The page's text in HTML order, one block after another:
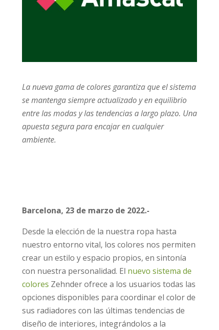
La nueva gama de colores garantiza que el sistema
se mantenga siempre actualizado y en equilibrio
entre las modas y las tendencias a largo plazo. Una
apuesta segura para encajar en cualquier
ambiente.
Barcelona, 23 de marzo de 2022.-
Desde la elección de la nuestra ropa hasta
nuestro entorno vital, los colores nos permiten
crear un estilo y espacio propios, en sintonía
con nuestra personalidad. El nuevo sistema de
colores Zehnder ofrece a los usuarios todas las
opciones disponibles para coordinar el color de
sus radiadores con las últimas tendencias de
diseño de interiores, integrándolos a la